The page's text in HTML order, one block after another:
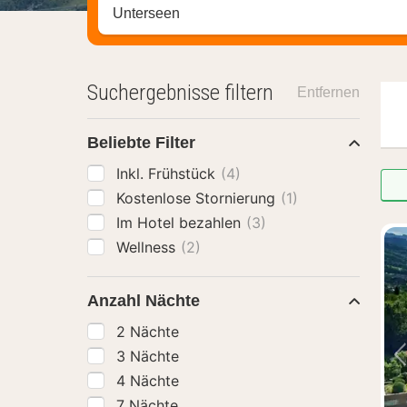
Stadt, Region oder Hotel suchen
Suchergebnisse filtern Entfernen
Beliebte Filter
Inkl. Frühstück (4)
Kostenlose Stornierung (1)
Im Hotel bezahlen (3)
Wellness (2)
Anzahl Nächte
2 Nächte
3 Nächte
4 Nächte